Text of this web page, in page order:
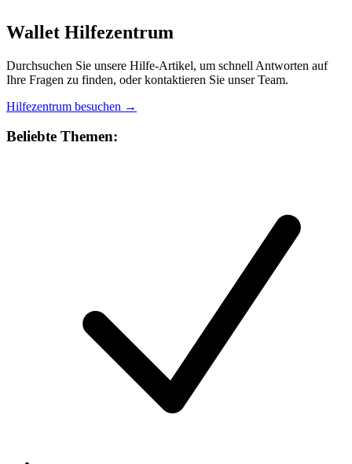
Wallet Hilfezentrum
Durchsuchen Sie unsere Hilfe-Artikel, um schnell Antworten auf
Ihre Fragen zu finden, oder kontaktieren Sie unser Team.
Hilfezentrum besuchen →
Beliebte Themen: